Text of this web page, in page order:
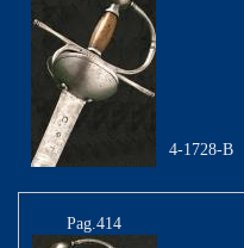
4-1728-B
Pag.414